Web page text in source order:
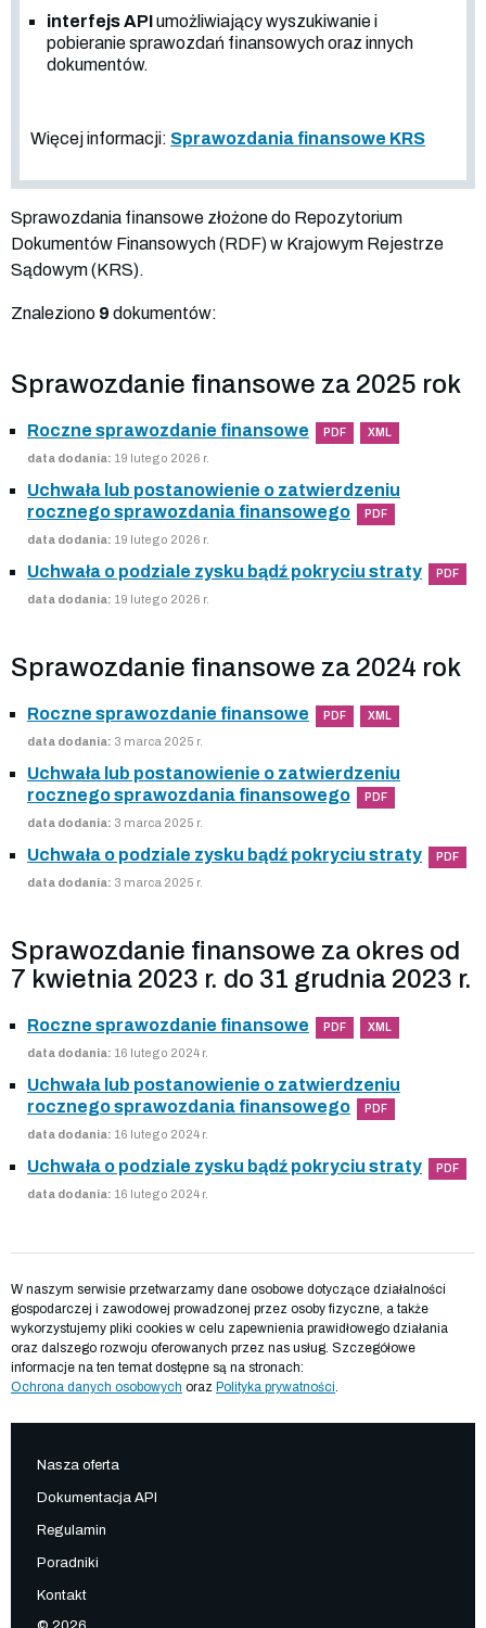
interfejs APIumożliwiający wyszukiwanie i
pobieranie sprawozdań finansowych oraz innych
dokumentów.
Więcej informacji: Sprawozdania finansowe KRS
Sprawozdania finansowe złożone do Repozytorium
Dokumentów Finansowych (RDF) w Krajowym Rejestrze
Sądowym (KRS).
Znaleziono 9 dokumentów:
Sprawozdanie finansowe za 2025 rok
Roczne sprawozdanie finansowe PDF XML
data dodania: 19 lutego 2026 r.
Uchwała lub postanowienie o zatwierdzeniu
rocznego sprawozdania finansowego
PDF
data dodania: 19 lutego 2026 r.
Uchwała o podziale zysku bądź pokryciu straty PDF
data dodania: 19 lutego 2026 r.
Sprawozdanie finansowe za 2024 rok
Roczne sprawozdanie finansowe PDF XML
data dodania: 3 marca 2025 r.
Uchwała lub postanowienie o zatwierdzeniu
rocznego sprawozdania finansowego
PDF
data dodania: 3 marca 2025 r.
Uchwała o podziale zysku bądź pokryciu straty PDF
data dodania: 3 marca 2025 r.
Sprawozdanie finansowe za okres od
7 kwietnia 2023 r. do 31 grudnia 2023 r.
Roczne sprawozdanie finansowe PDF XML
data dodania: 16 lutego 2024 r.
Uchwała lub postanowienie o zatwierdzeniu
rocznego sprawozdania finansowego
PDF
data dodania: 16 lutego 2024 r.
Uchwała o podziale zysku bądź pokryciu straty PDF
data dodania: 16 lutego 2024 r.
W naszym serwisie przetwarzamy dane osobowe dotyczące działalności
gospodarczej i zawodowej prowadzonej przez osoby fizyczne, a także
wykorzystujemy pliki cookies w celu zapewnienia prawidłowego działania
oraz dalszego rozwoju oferowanych przez nas usług. Szczegółowe
informacje na ten temat dostępne są na stronach:
Ochrona danych osobowych oraz Polityka prywatności
Nasza oferta
Dokumentacja API
Regulamin
Poradniki
Kontakt